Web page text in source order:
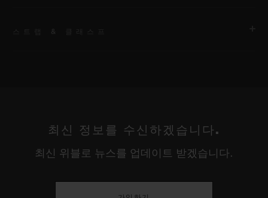
약 72시간
클래스프
최신 정보를 수신하겠습니다.
최신 위블로 뉴스를 업데이트 받겠습니다.